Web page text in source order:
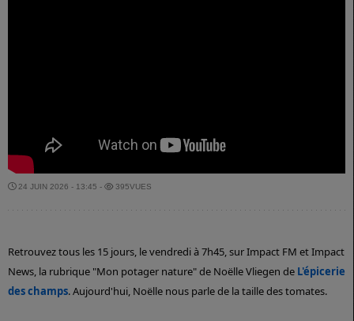
24 JUIN 2026 - 13:45 - 395VUES
Retrouvez tous les 15 jours, le vendredi à 7h45, sur Impact FM et Impact
News, la rubrique "Mon potager nature" de Noëlle Vliegen de L'épicerie
des champs. Aujourd'hui, Noëlle nous parle de la taille des tomates.